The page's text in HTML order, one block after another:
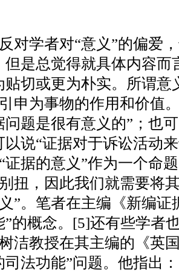
学者对“意义”的偏爱，
但是总觉得就具体内容而
贴切或更为朴实。所谓
申为事物的作用和价值
问题是很有意义的”；也
以说“证据对于诉讼活动
证据的意义”作为一个命
扭，因此我们就需要将
”。笔者在主编《新编
”的概念。[5]还有些学者
洁教授在其主编的《英
司法功能”问题。他指出